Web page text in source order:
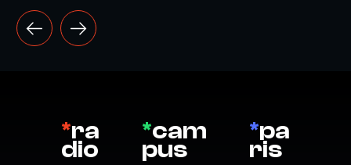
*ra
dio
*cam
pus
*pa
ris